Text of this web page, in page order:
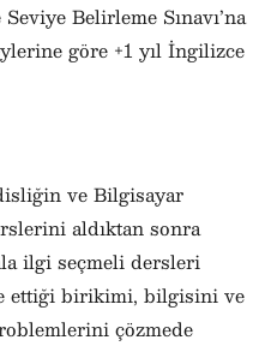
Belirleme Sınavı’na
göre +1 yıl İngilizce
ve Bilgisayar
aldıktan sonra
ilgi seçmeli dersleri
ettiği birikimi, bilgisini ve
çözmede